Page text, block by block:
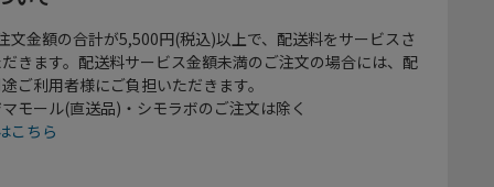
文金額の合計が5,500円(税込)以上で、配送料をサービスさ
きます。配送料サービス金額未満のご注文の場合には、配
ご利用者様にご負担いただきます。
モール(直送品)・シモラボのご注文は除く
こちら